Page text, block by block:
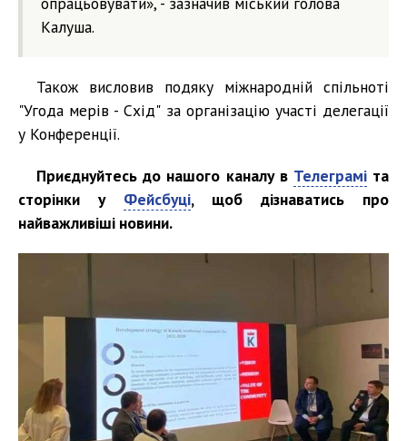
Калуша.
Також висловив подяку міжнародній спільноті
"Угода мерів - Схід" за організацію участі делегації
у Конференції.
Приєднуйтесь до нашого каналу в Телеграміта
сторінки у Фейсбуці, щоб дізнаватись про
найважливіші новини.